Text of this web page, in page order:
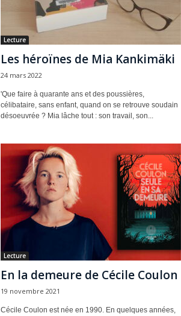
Lecture
Les héroïnes de Mia Kankimäki
24 mars 2022
'Que faire à quarante ans et des poussières,
célibataire, sans enfant, quand on se retrouve soudain
désoeuvrée ? Mia lâche tout : son travail, son...
Lecture
En la demeure de Cécile Coulon
19 novembre 2021
Cécile Coulon est née en 1990. En quelques années,